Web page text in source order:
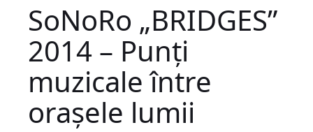
SoNoRo „BRIDGES”
2014 – Punți
muzicale între
orașele lumii